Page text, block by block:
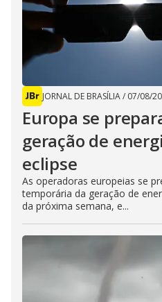
JORNAL DE BRASÍLIA/ 07/08/
Europa se
geração de
eclipse
As operadoras europeias se
temporária da geração de
da próxima semana, e...